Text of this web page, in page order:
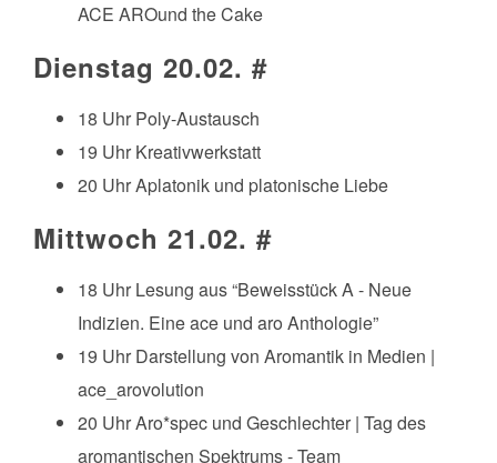
ACE AROund the Cake
Dienstag 20.02. #
18 Uhr Poly-Austausch
19 Uhr Kreativwerkstatt
20 Uhr Aplatonik und platonische Liebe
Mittwoch 21.02. #
18 Uhr Lesung aus “Beweisstück A - Neue
Indizien. Eine ace und aro Anthologie”
19 Uhr Darstellung von Aromantik in Medien |
ace_arovolution
20 Uhr Aro*spec und Geschlechter | Tag des
aromantischen Spektrums - Team